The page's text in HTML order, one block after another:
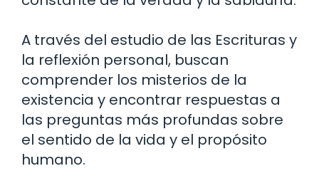
A través del estudio de las Escrituras y
la reflexión personal, buscan
comprender los misterios de la
existencia y encontrar respuestas a
las preguntas más profundas sobre
el sentido de la vida y el propósito
humano.